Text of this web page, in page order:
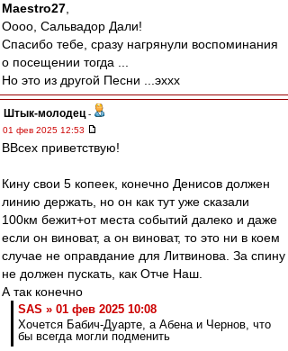
Maestro27
Оооо, Сальвадор Дали!
Спасибо тебе, сразу нагрянули воспоминания
о посещении тогда ...
Но это из другой Песни ...эххх
Штык-молодец -
01 фев 2025 12:53
ВВсех приветствую!
Кину свои 5 копеек, конечно Денисов должен
линию держать, но он как тут уже сказали
100км бежит+от места событий далеко и даже
если он виноват, а он виноват, то это ни в коем
случае не оправдание для Литвинова. За спину
не должен пускать, как Отче Наш.
А так конечно
SAS » 01 фев 2025 10:08
Хочется Бабич-Дуарте, а Абена и Чернов, что
бы всегда могли подменить